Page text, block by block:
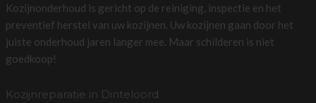
Kozijnonderhoud is gericht op de reiniging, inspectie en het
preventief herstel van uw kozijnen. Uw kozijnen gaan door het
juiste onderhoud jaren langer mee. Maar schilderen is niet
goedkoop!
Kozijnreparatie in Dinteloord